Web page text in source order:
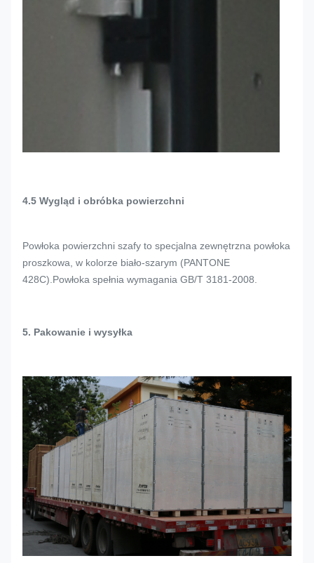
4.5 Wygląd i obróbka powierzchni
Powłoka powierzchni szafy to specjalna zewnętrzna powłoka
proszkowa, w kolorze biało-szarym (PANTONE
428C).Powłoka spełnia wymagania GB/T 3181-2008.
5. Pakowanie i wysyłka